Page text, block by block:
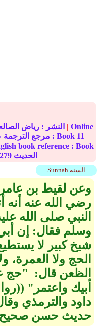
النشر : رياض | Online
translation reference مرجع الترجمة على الإنترنت : Book 11
book reference : Book
الحديث
Sunnah السنة
وعن لقيط بن عامر
رضي الله عنه أنه
النبي صلى الله
وسلم فقال‏:‏ إن
شيخ كبير لا
الحج ولا العمرة،
الظعن قال‏:‏ ‏ "‏حج
أبيك واعتمر‏"‏
داود والترمذي
حديث حسن